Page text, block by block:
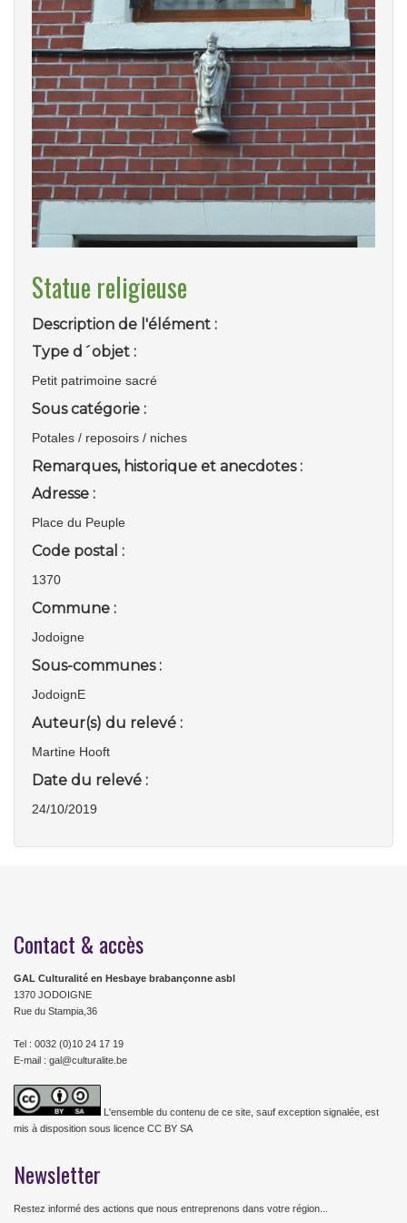
Statue religieuse
Description de l'élément :
Type d´objet :
Petit patrimoine sacré
Sous catégorie :
Potales / reposoirs / niches
Remarques, historique et anecdotes :
Adresse :
Place du Peuple
Code postal :
1370
Commune :
Jodoigne
Sous-communes :
JodoignE
Auteur(s) du relevé :
Martine Hooft
Date du relevé :
24/10/2019
Contact & accès
GAL Culturalité en Hesbaye brabançonne asbl
1370 JODOIGNE
Rue du Stampia,36
Tel : 0032 (0)10 24 17 19
E-mail : gal@culturalite.be
L'ensemble du contenu de ce site, sauf exception signalée, est
mis à disposition sous licence CC BY SA
Newsletter
Restez informé des actions que nous entreprenons dans votre région...